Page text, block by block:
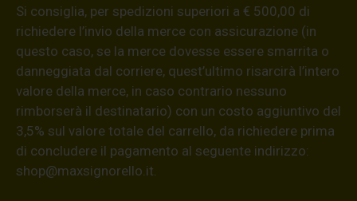
Si consiglia, per spedizioni superiori a € 500,00 di
richiedere l’invio della merce con assicurazione (in
questo caso, se la merce dovesse essere smarrita o
danneggiata dal corriere, quest’ultimo risarcirà l’intero
valore della merce, in caso contrario nessuno
rimborserà il destinatario) con un costo aggiuntivo del
3,5% sul valore totale del carrello, da richiedere prima
di concludere il pagamento al seguente indirizzo:
shop@maxsignorello.it